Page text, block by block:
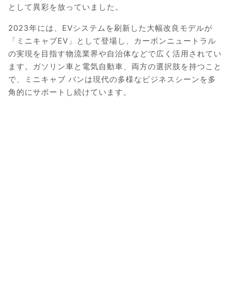
として異彩を放っていました。
2023年には、EVシステムを刷新した大幅改良モデルが
「ミニキャブEV」として登場し、カーボンニュートラル
の実現を目指す物流業界や自治体などで広く活用されてい
ます。ガソリン車と電気自動車、両方の選択肢を持つこと
で、ミニキャブ バンは現代の多様なビジネスシーンを多
角的にサポートし続けています。